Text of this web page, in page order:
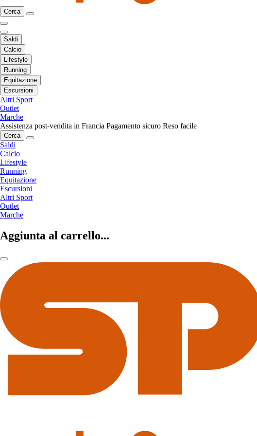
Cerca
Saldi
Calcio
Lifestyle
Running
Equitazione
Escursioni
Altri Sport
Outlet
Marche
Assistenza post-vendita in Francia Pagamento sicuro Reso facile
Cerca
Saldi
Calcio
Lifestyle
Running
Equitazione
Escursioni
Altri Sport
Outlet
Marche
Aggiunta al carrello...